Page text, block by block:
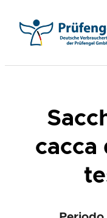
contenuto
cacca